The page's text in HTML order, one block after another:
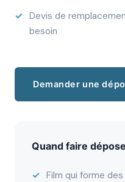
Devis de
besoin
Demander une
Quand faire
Film qui forme